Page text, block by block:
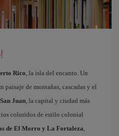
Rico , la isla del encanto. Un
paisaje de montañas, cascadas y el
San Juan , la capital y ciudad más
coloridos de estilo colonial
de El Morro y La Fortaleza